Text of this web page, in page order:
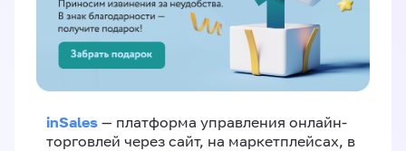
inSales — платформа управления онлайн-
торговлей через сайт, на маркетплейсах, в